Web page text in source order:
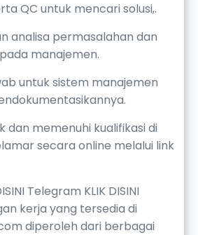
QC untuk mencari solusi,.
analisa permasalahan dan
manajemen.
untuk sistem manajemen
dan memenuhi kualifikasi di
secara online melalui link
Telegram KLIK DISINI
kerja yang tersedia di
diperoleh dari berbagai